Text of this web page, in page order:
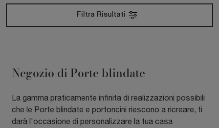
Filtra Risultati
Negozio di Porte blindate
La gamma praticamente infinita di realizzazioni possibili
che le Porte blindate e portoncini riescono a ricreare, ti
darà l'occasione di personalizzare la tua casa